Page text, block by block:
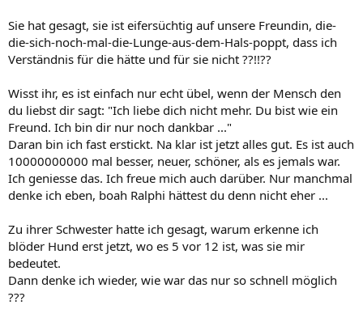
Sie hat gesagt, sie ist eifersüchtig auf unsere Freundin, die-
die-sich-noch-mal-die-Lunge-aus-dem-Hals-poppt, dass ich
Verständnis für die hätte und für sie nicht ??!!??
Wisst ihr, es ist einfach nur echt übel, wenn der Mensch den
du liebst dir sagt: "Ich liebe dich nicht mehr. Du bist wie ein
Freund. Ich bin dir nur noch dankbar ..."
Daran bin ich fast erstickt. Na klar ist jetzt alles gut. Es ist auch
10000000000 mal besser, neuer, schöner, als es jemals war.
Ich geniesse das. Ich freue mich auch darüber. Nur manchmal
denke ich eben, boah Ralphi hättest du denn nicht eher ...
Zu ihrer Schwester hatte ich gesagt, warum erkenne ich
blöder Hund erst jetzt, wo es 5 vor 12 ist, was sie mir
bedeutet.
Dann denke ich wieder, wie war das nur so schnell möglich
???